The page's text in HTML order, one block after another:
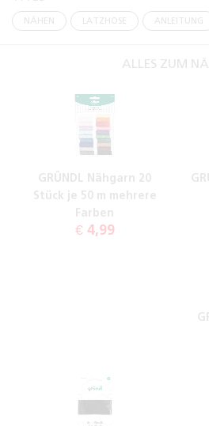
NÄHEN LATZHOSE ANLEITUNG
ALLES ZUM
GRÜNDL Nähgarn 20
Stück je 50 m mehrere
Farben
€ 4,99